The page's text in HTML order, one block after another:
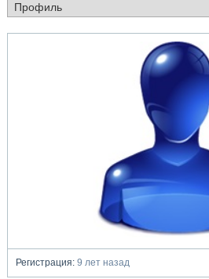
Регистрация:9 лет назад